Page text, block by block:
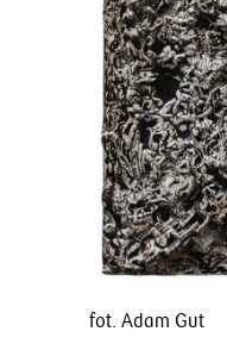
fot. Adam Gut